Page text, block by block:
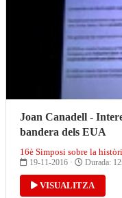
Joan Canadell -
bandera dels EUA
16è Simposi sobre la
19-11-2016 · Durada:
VISUALITZA